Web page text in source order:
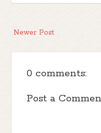
Newer Post
0 comments:
Post a